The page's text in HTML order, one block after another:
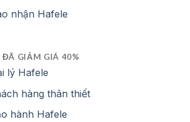
nhận Hafele
GIẢM GIÁ 40%
lý Hafele
hàng thân thiết
hành Hafele